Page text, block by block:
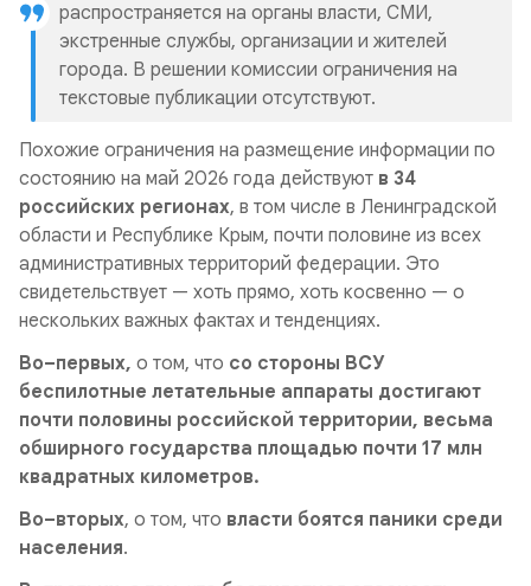
распространяется на органы власти, СМИ,
экстренные службы, организации и жителей
города. В решении комиссии ограничения на
текстовые публикации отсутствуют.
Похожие ограничения на размещение информации по
состоянию на май 2026 года действуют в 34
российских регионах, в том числе в Ленинградской
области и Республике Крым, почти половине из всех
административных территорий федерации. Это
свидетельствует — хоть прямо, хоть косвенно — о
нескольких важных фактах и тенденциях.
Во–первых, о том, что со стороны ВСУ
беспилотные летательные аппараты достигают
почти половины российской территории, весьма
обширного государства площадью почти 17 млн
квадратных километров.
Во–вторых, о том, что власти боятся паники среди
населения.